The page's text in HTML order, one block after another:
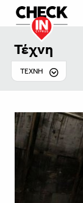
Τέχνη
ΤΈΧΝΗ